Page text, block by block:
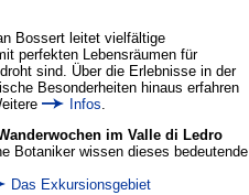
Bossert leitet vielfältige
perfekten Lebensräumen für
sind. Über die Erlebnisse in der
Besonderheiten hinaus erfahren
Infos.
im Valle di Ledro
Botaniker wissen dieses bedeutende
Das Exkursionsgebiet